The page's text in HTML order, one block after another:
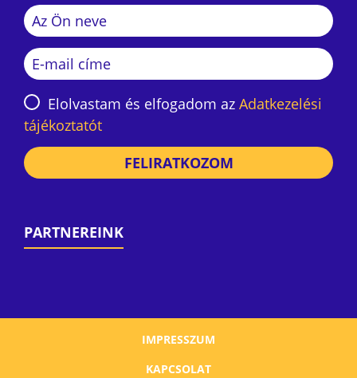
Elolvastam és elfogadom az Adatkezelési
tájékoztatót
FELIRATKOZOM
PARTNEREINK
IMPRESSZUM
KAPCSOLAT